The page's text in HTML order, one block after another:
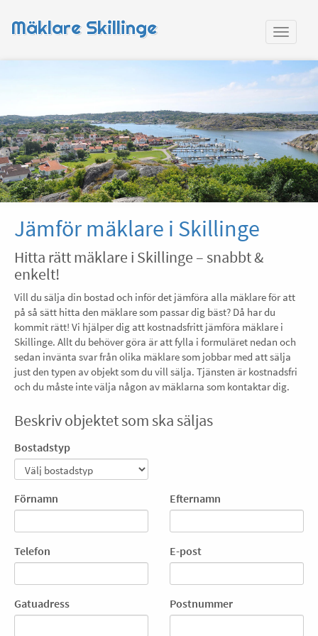
Mäklare Skillinge
Jämför mäklare i Skillinge
Hitta rätt mäklare i Skillinge – snabbt &
enkelt!
Vill du sälja din bostad och inför det jämföra alla mäklare för att
på så sätt hitta den mäklare som passar dig bäst? Då har du
kommit rätt! Vi hjälper dig att kostnadsfritt jämföra mäklare i
Skillinge. Allt du behöver göra är att fylla i formuläret nedan och
sedan invänta svar från olika mäklare som jobbar med att sälja
just den typen av objekt som du vill sälja. Tjänsten är kostnadsfri
och du måste inte välja någon av mäklarna som kontaktar dig.
Beskriv objektet som ska säljas
Bostadstyp
Förnamn Efternamn
Telefon E-post
Gatuadress Postnummer